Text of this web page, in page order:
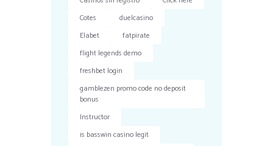
Cotes
duelcasino
Elabet
fatpirate
flight legends demo
freshbet login
gamblezen promo code no deposit
bonus
Instructor
is basswin casino legit